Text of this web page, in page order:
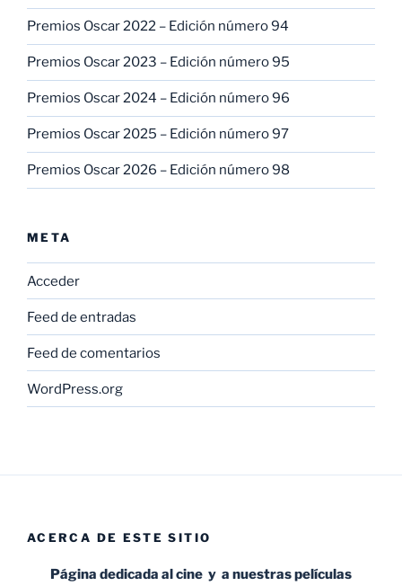
Premios Oscar 2022 – Edición número 94
Premios Oscar 2023 – Edición número 95
Premios Oscar 2024 – Edición número 96
Premios Oscar 2025 – Edición número 97
Premios Oscar 2026 – Edición número 98
META
Acceder
Feed de entradas
Feed de comentarios
WordPress.org
ACERCA DE ESTE SITIO
Página dedicada al cine y a nuestras películas